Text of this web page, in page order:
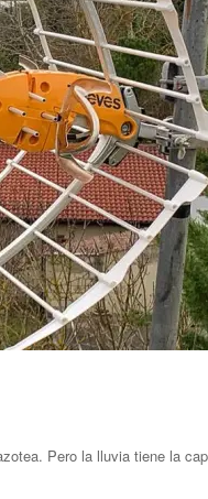
Pero la lluvia tiene la